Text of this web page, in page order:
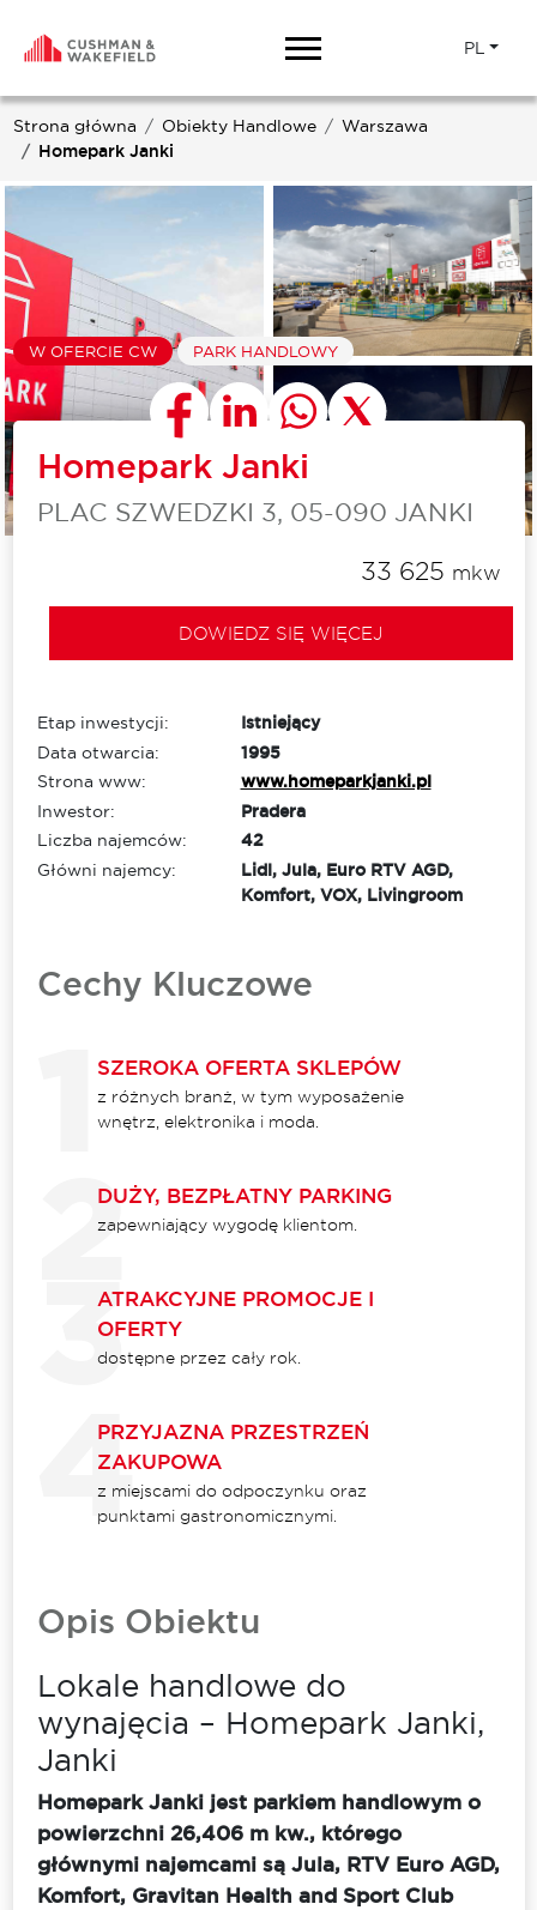
PL
Strona główna Obiekty Handlowe
Warszawa
Homepark Janki
W OFERCIE CW PARK HANDLOWY
Homepark Janki
PLAC SZWEDZKI 3, 05-090 JANKI
33 625 mkw
DOWIEDZ SIĘ WIĘCEJ
Etap inwestycji:
Istniejący
Data otwarcia:
1995
Strona www:
www.homeparkjanki.pl
Inwestor:
Pradera
Liczba najemców:
42
Główni najemcy:
Lidl, Jula, Euro RTV AGD,
Komfort, VOX, Livingroom
Cechy Kluczowe
SZEROKA OFERTA SKLEPÓW
z różnych branż, w tym wyposażenie
wnętrz, elektronika i moda.
DUŻY, BEZPŁATNY PARKING
zapewniający wygodę klientom.
ATRAKCYJNE PROMOCJE I
OFERTY
dostępne przez cały rok.
PRZYJAZNA PRZESTRZEŃ
ZAKUPOWA
z miejscami do odpoczynku oraz
punktami gastronomicznymi.
Opis Obiektu
Lokale handlowe do
wynajęcia – Homepark Janki,
Janki
Homepark Janki jest parkiem handlowym o
powierzchni 26,406 m kw., którego
głównymi najemcami są Jula, RTV Euro AGD,
Komfort, Gravitan Health and Sport Club